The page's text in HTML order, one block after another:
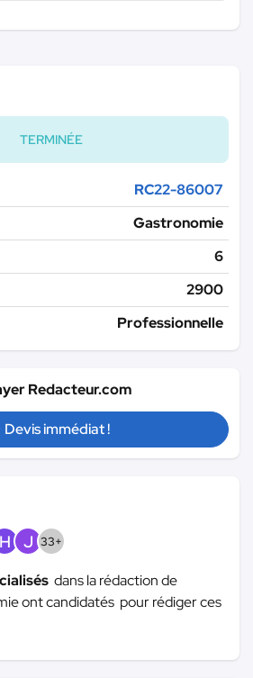
TERMINÉE
RC22-86007
Gastronomie
6
2900
Professionnelle
Redacteur.com
Devis immédiat !
H J 33+
dans la rédaction de
ont candidatés pour rédiger ces